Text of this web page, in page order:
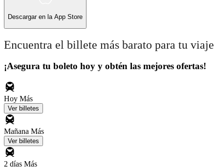
Descargar en la App Store
Encuentra el billete más barato para tu viaje
¡Asegura tu boleto hoy y obtén las mejores ofertas!
Hoy Más
Ver billetes
Mañana Más
Ver billetes
2 días Más